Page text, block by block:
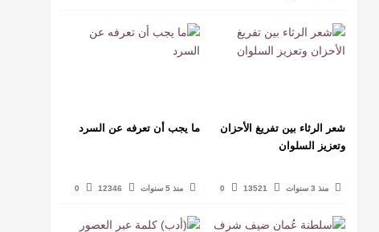
شعر الرثاء بين تفريغ الأحزان
وتعزيز السلوان
منذ 3 سنوات 13521
0
ما يجب أن تعرفه عن السرد
منذ 5 سنوات 12346
0